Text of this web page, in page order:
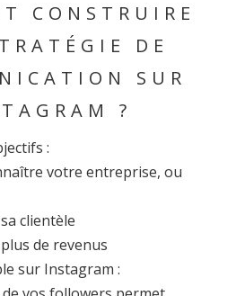
CONSTRUIRE
DE
SUR
?
:
votre entreprise, ou
clientèle
de revenus
sur Instagram :